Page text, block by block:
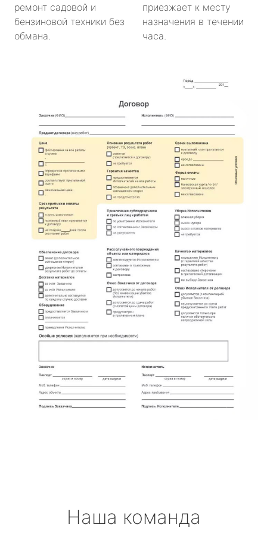
ремонт садовой и
бензиновой техники без
обмана.
приезжает к месту
назначения в течении
часа.
Наша команда